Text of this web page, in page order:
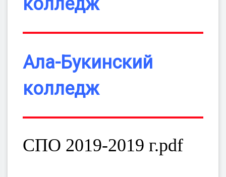
Ала-Букинский
колледж
СПО 2019-2019 г.pdf